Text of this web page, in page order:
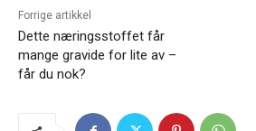
Forrige artikkel
Dette næringsstoffet får
mange gravide for lite av –
får du nok?